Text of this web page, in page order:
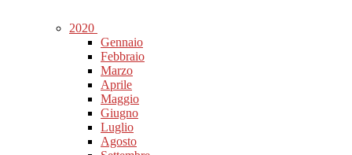
2020
Gennaio
Febbraio
Marzo
Aprile
Maggio
Giugno
Luglio
Agosto